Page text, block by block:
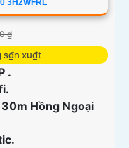
3H2WFRL
₫
s₫n xu₫t
.
Hồng Ngoại